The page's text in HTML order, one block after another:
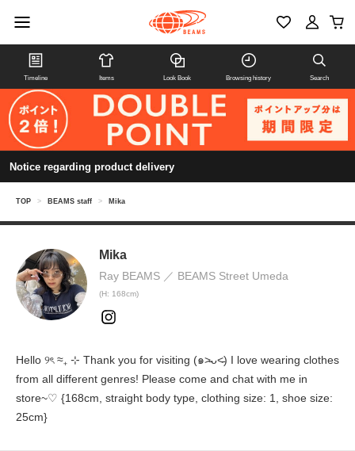
Timeline Items Look Book Browsing history Search
Notice regarding product delivery
TOP > BEAMS staff > Mika
Mika
Ray BEAMS BEAMS Street Umeda
(H: 168cm)
Hello ୨ৎ ≈₊ ⊹ Thank you for visiting (๑˃̵ᴗ˂̵) I love wearing clothes
from all different genres! Please come and chat with me in
store~♡ {168cm, straight body type, clothing size: 1, shoe size:
25cm}